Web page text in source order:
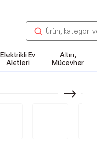
Elektrikli Ev
Aletleri
Altın,
Mücevher